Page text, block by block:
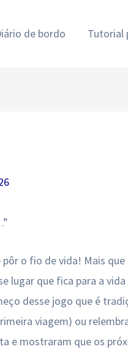
de bordo Tutorial
o fio de vida! Mais
lugar que fica para a
desse jogo que é
viagem) ou
e mostraram que os